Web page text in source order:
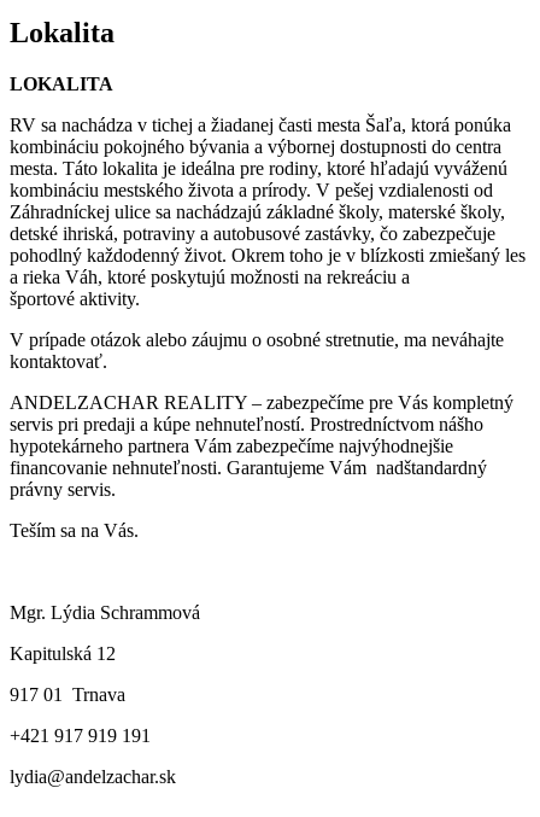
Lokalita
LOKALITA
RV sa nachádza v tichej a žiadanej časti mesta Šaľa, ktorá ponúka
kombináciu pokojného bývania a výbornej dostupnosti do centra
mesta. Táto lokalita je ideálna pre rodiny, ktoré hľadajú vyváženú
kombináciu mestského života a prírody. V pešej vzdialenosti od
Záhradníckej ulice sa nachádzajú základné školy, materské školy,
detské ihriská, potraviny a autobusové zastávky, čo zabezpečuje
pohodlný každodenný život. Okrem toho je v blízkosti zmiešaný les
a rieka Váh, ktoré poskytujú možnosti na rekreáciu a
športové aktivity.
V prípade otázok alebo záujmu o osobné stretnutie, ma neváhajte
kontaktovať.
ANDELZACHAR REALITY – zabezpečíme pre Vás kompletný
servis pri predaji a kúpe nehnuteľností. Prostredníctvom nášho
hypotekárneho partnera Vám zabezpečíme najvýhodnejšie
financovanie nehnuteľnosti. Garantujeme Vám nadštandardný
právny servis.
Teším sa na Vás.
Mgr. Lýdia Schrammová
Kapitulská 12
917 01 Trnava
+421 917 919 191
lydia@andelzachar.sk